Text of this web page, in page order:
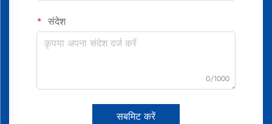
संदेश
0/1000
सबमिट करें